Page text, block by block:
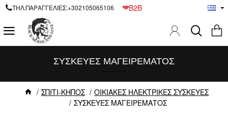
ΤΗΛ:ΠΑΡΑΓΓΕΛΙΕΣ:+302105065106 B2B
ΣΠΙΤΙ-ΚΗΠΟΣ
ΟΙΚΙΑΚΕΣ ΗΛΕΚΤΡΙΚΕΣ ΣΥΣΚΕΥΕΣ
ΣΥΣΚΕΥΕΣ ΜΑΓΕΙΡΕΜΑΤΟΣ
ΣΥΣΚΕΥΕΣ ΜΑΓΕΙΡΕΜΑΤΟΣ